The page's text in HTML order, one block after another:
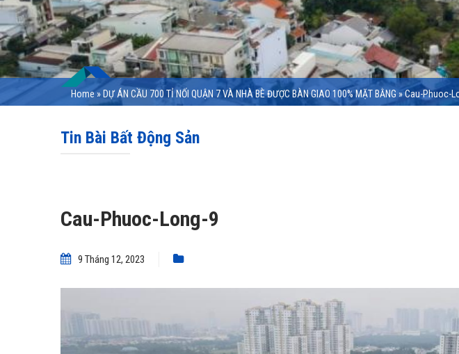
Home» DỰ ÁN CẦU 700 TỈ NỐI QUẬN 7 VÀ NHÀ BÈ ĐƯỢC BÀN GIAO 100% MẶT BẰNG »Cau-Phuoc-
Tin Bài Bất Động Sản
Cau-Phuoc-Long-9
9 Tháng 12, 2023